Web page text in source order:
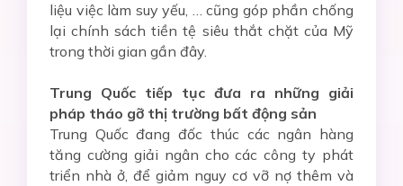
liệu việc làm suy yếu, … cũng góp phần chống
lại chính sách tiền tệ siêu thắt chặt của Mỹ
trong thời gian gần đây.
Trung Quốc tiếp tục đưa ra những giải
pháp tháo gỡ thị trường bất động sản
Trung Quốc đang đốc thúc các ngân hàng
tăng cường giải ngân cho các công ty phát
triển nhà ở, để giảm nguy cơ vỡ nợ thêm và